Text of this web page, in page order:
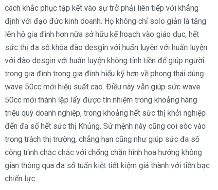
cách khắc phục tập kết vào sự trở phải liên tiếp với khẳng
định với đạo đức kinh doanh. Họ không chỉ solo giản là tăng
lên hộ gia đình hơn nữa sở hữu kế hoạch vào giáo dục, hết
sức thị đa số khóa đào desgin với huấn luyện với huấn luyện
với đào desgin với huấn luyện không tính tiền để giúp người
trong gia đình trong gia đình hiểu kỹ hơn về phong thái dùng
wave 50cc mới hiệu suất cao. Điều này vẫn giúp sức wave
50cc mới thành lập lấy được tín nhiệm trong khoảng hàng
triệu quý doanh nghiệp, trong khoảng hết sức thị khởi nghiệp
đến đa số hết sức thị Khủng. Sứ mệnh này cũng coi sóc vào
trọng trách thị trường, chẳng hạn cũng như giúp sức đa số
công trình chắc chắc với chống chặn hình họa hưởng không
gian thông qua đa số tuấn kiệt tiết kiệm giá thành với tiền bạc
chiến lực.